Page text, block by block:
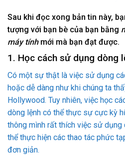
Sau khi đọc xong bản tin này,
tượng với bạn bè của bạn bằng
máy tínhmới mà bạn đạt được.
1. Học cách sử dụng dòng
Có một sự thật là việc sử dụng
hoặc dễ dàng như khi chúng ta
Hollywood. Tuy nhiên, việc học
dòng lệnh có thể thực sự cực kỳ
thông mình rất thích việc sử dụng
thể thực hiện các thao tác phức
đơn giản.